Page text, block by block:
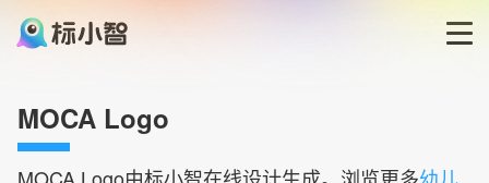
LOGO生成器
MOCA Logo